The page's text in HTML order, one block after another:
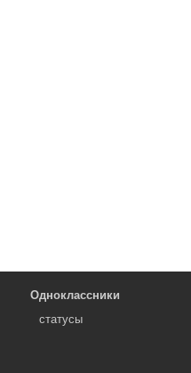
Одноклассники
статусы